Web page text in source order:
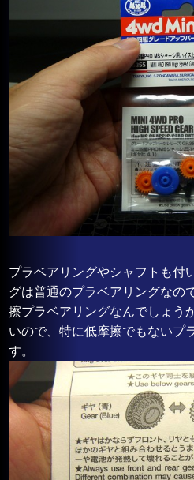
プラベアリングやシャフトも付
グは普通のプラベアリングなの
擦プラベアリングなんでしょう
いので、特に低摩擦でもないプ
す。